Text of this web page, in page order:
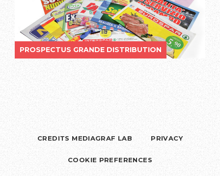
PROSPECTUS GRANDE DISTRIBUTION
CREDITS MEDIAGRAF LAB PRIVACY
COOKIE PREFERENCES